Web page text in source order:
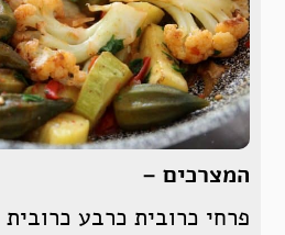
המצרכים –
פרחי כרובית כרבע כרובית